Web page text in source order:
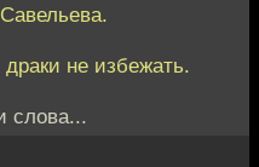
не избежать.
слова...